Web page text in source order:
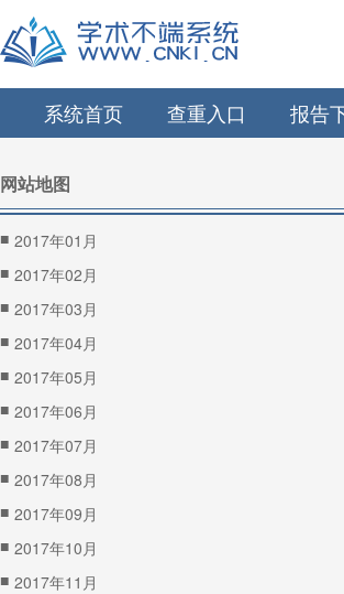
系统首页 查重入口 报告
网站地图
■ 2017年01月
■ 2017年02月
■ 2017年03月
■ 2017年04月
■ 2017年05月
■ 2017年06月
■ 2017年07月
■ 2017年08月
■ 2017年09月
■ 2017年10月
■ 2017年11月